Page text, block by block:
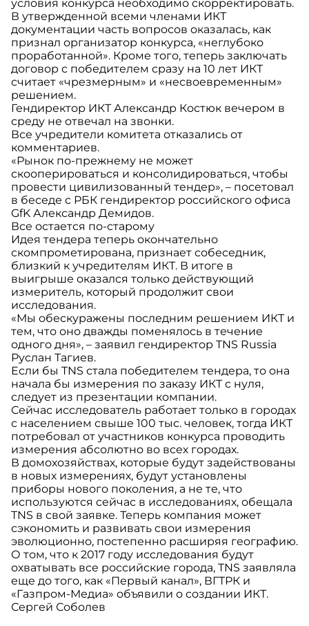
условия конкурса необходимо скорректировать.
В утвержденной всеми членами ИКТ
документации часть вопросов оказалась, как
признал организатор конкурса, «неглубоко
проработанной». Кроме того, теперь заключать
договор с победителем сразу на 10 лет ИКТ
считает «чрезмерным» и «несвоевременным»
решением.
Гендиректор ИКТ Александр Костюк вечером в
среду не отвечал на звонки.
Все учредители комитета отказались от
комментариев.
«Рынок по-прежнему не может
скооперироваться и консолидироваться, чтобы
провести цивилизованный тендер», – посетовал
в беседе с РБК гендиректор российского офиса
GfK Александр Демидов.
Все остается по-старому
Идея тендера теперь окончательно
скомпрометирована, признает собеседник,
близкий к учредителям ИКТ. В итоге в
выигрыше оказался только действующий
измеритель, который продолжит свои
исследования.
«Мы обескуражены последним решением ИКТ и
тем, что оно дважды поменялось в течение
одного дня», – заявил гендиректор TNS Russia
Руслан Тагиев.
Если бы TNS стала победителем тендера, то она
начала бы измерения по заказу ИКТ с нуля,
следует из презентации компании.
Сейчас исследователь работает только в городах
с населением свыше 100 тыс. человек, тогда ИКТ
потребовал от участников конкурса проводить
измерения абсолютно во всех городах.
В домохозяйствах, которые будут задействованы
в новых измерениях, будут установлены
приборы нового поколения, а не те, что
используются сейчас в исследованиях, обещала
TNS в свой заявке. Теперь компания может
сэкономить и развивать свои измерения
эволюционно, постепенно расширяя географию.
О том, что к 2017 го­ду исследования будут
охватывать все российские города, TNS заявляла
еще до того, как «Первый канал», ВГТРК и
«Газпром-Медиа» объявили о создании ИКТ.
Сергей Соболев